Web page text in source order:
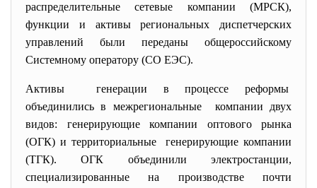
распределительные сетевые компании (МРСК),
функции и активы региональных диспетчерских
управлений были переданы общероссийскому
Системному оператору (СО ЕЭС).
Активы генерации в процессе реформы
объединились в межрегиональные компании двух
видов: генерирующие компании оптового рынка
(ОГК) и территориальные генерирующие компании
(ТГК). ОГК объединили электростанции,
специализированные на производстве почти